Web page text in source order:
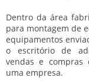
Dentro da área
para montagem de
equipamentos
o escritório de
vendas e compras
uma empresa.